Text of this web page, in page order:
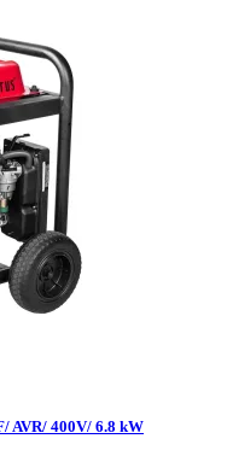
AVR/ 400V/ 6.8 kW